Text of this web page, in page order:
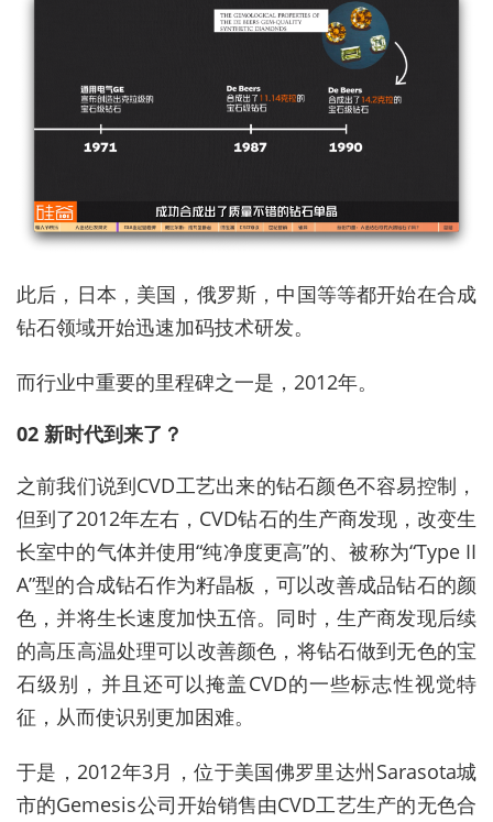
此后，日本，美国，俄罗斯，中国等等都开始在合成
钻石领域开始迅速加码技术研发。
而行业中重要的里程碑之一是，2012年。
02 新时代到来了？
之前我们说到CVD工艺出来的钻石颜色不容易控制，
但到了2012年左右，CVD钻石的生产商发现，改变生
长室中的气体并使用“纯净度更高”的、被称为“Type II
A”型的合成钻石作为籽晶板，可以改善成品钻石的颜
色，并将生长速度加快五倍。同时，生产商发现后续
的高压高温处理可以改善颜色，将钻石做到无色的宝
石级别，并且还可以掩盖CVD的一些标志性视觉特
征，从而使识别更加困难。
于是，2012年3月，位于美国佛罗里达州Sarasota城
市的Gemesis公司开始销售由CVD工艺生产的无色合